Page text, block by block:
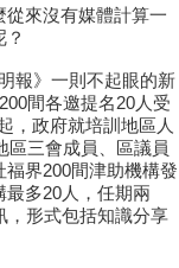
來沒有媒體計算一
報》一則不起眼的新
間各邀提名20人受
，政府就培訓地區人
區三會成員、區議員
界200間津助機構發
多20人，任期兩
，形式包括知識分享